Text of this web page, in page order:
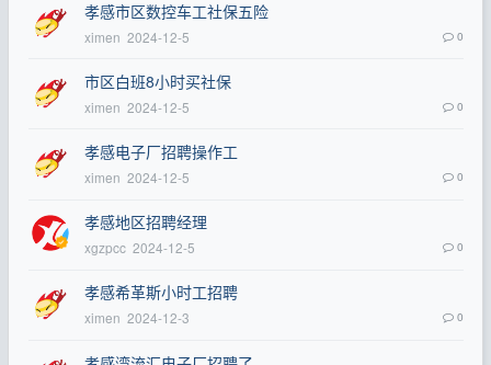
孝感市区数控车工社保五险
ximen 2024-12-5 0
市区白班8小时买社保
ximen 2024-12-5 0
孝感电子厂招聘操作工
ximen 2024-12-5 0
孝感地区招聘经理
xgzpcc 2024-12-5 0
孝感希革斯小时工招聘
ximen 2024-12-3 0